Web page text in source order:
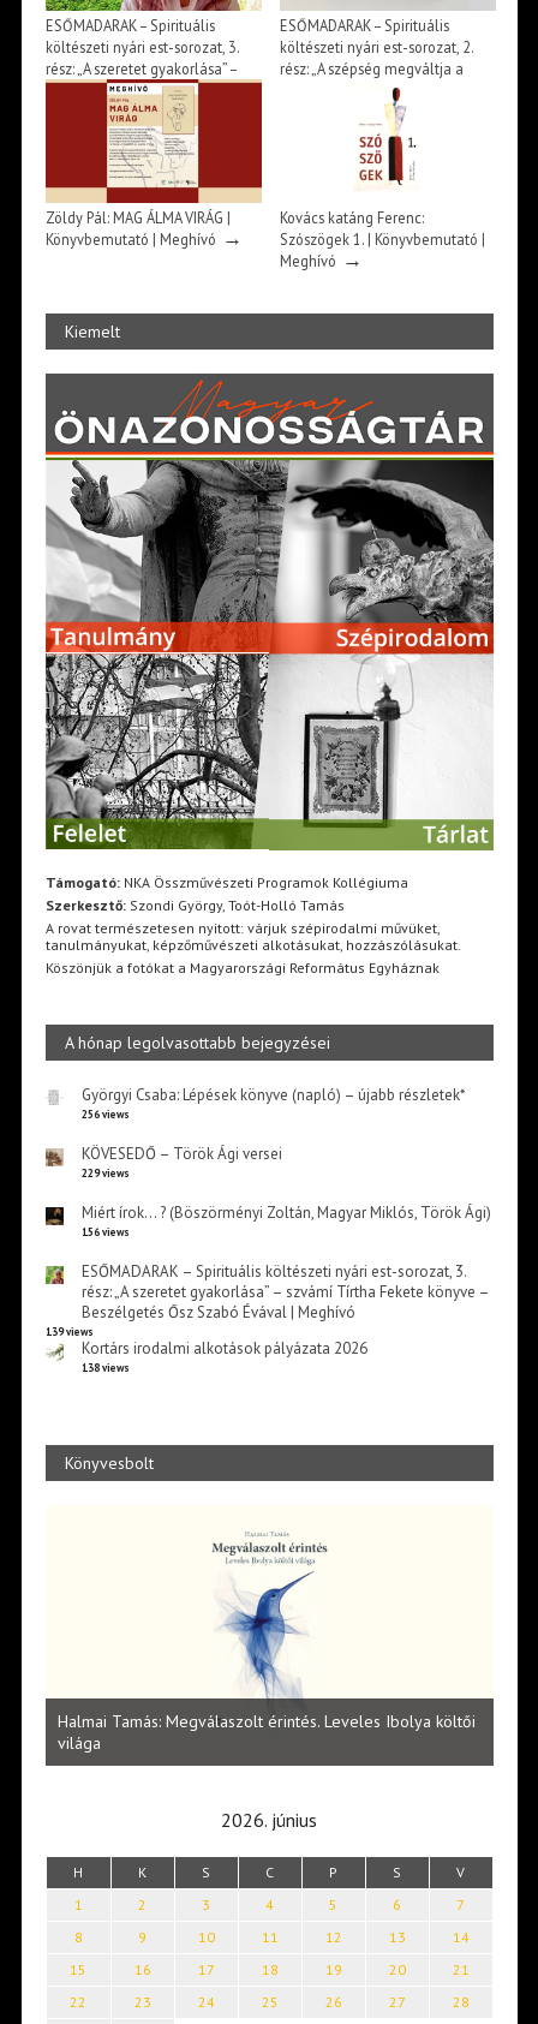
ESŐMADARAK – Spirituális
költészeti nyári est-sorozat, 3.
rész: „A szeretet gyakorlása” –
szvámí Tírtha Fekete könyve –
Beszélgetés Ősz Szabó Évával |
→
ESŐMADARAK – Spirituális
költészeti nyári est-sorozat, 2.
rész: „A szépség megváltja a
világot” – beszélgetés Huszárik
Katával és Jász Attilával |
→
Zöldy Pál: MAG ÁLMA VIRÁG |
Könyvbemutató | Meghívó →
Kovács katáng Ferenc:
Szószögek 1. | Könyvbemutató |
Meghívó →
Kiemelt
Támogató:NKA Összművészeti Programok Kollégiuma
Szerkesztő:Szondi György, Toót-Holló Tamás
A rovat természetesen nyitott: várjuk szépirodalmi művüket,
tanulmányukat, képzőművészeti alkotásukat, hozzászólásukat.
Köszönjük a fotókat a Magyarországi Református Egyháznak
A hónap legolvasottabb bejegyzései
Györgyi Csaba: Lépések könyve (napló) – újabb részletek*
256 views
KÖVESEDŐ – Török Ági versei
229 views
Miért írok… ? (Böszörményi Zoltán, Magyar Miklós, Török Ági)
156 views
ESŐMADARAK – Spirituális költészeti nyári est-sorozat, 3.
rész: „A szeretet gyakorlása” – szvámí Tírtha Fekete könyve –
Beszélgetés Ősz Szabó Évával | Meghívó
139 views
Kortárs irodalmi alkotások pályázata 2026
138 views
Könyvesbolt
Halmai Tamás: Megválaszolt érintés. Leveles Ibolya költői
világa
2026. június
H K S C P S V
1 2 3 4 5 6
7
8
9 10 11 12 13
14
15
16 17 18 19 20
21
22
23 24 25 26 27
28